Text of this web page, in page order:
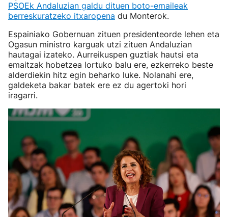
PSOEk Andaluzian galdu dituen boto-emaileak
berreskuratzeko itxaropena du Monterok.
Espainiako Gobernuan zituen presidenteorde lehen eta
Ogasun ministro karguak utzi zituen Andaluzian
hautagai izateko. Aurreikuspen guztiak hautsi eta
emaitzak hobetzea lortuko balu ere, ezkerreko beste
alderdiekin hitz egin beharko luke. Nolanahi ere,
galdeketa bakar batek ere ez du agertoki hori
iragarri.